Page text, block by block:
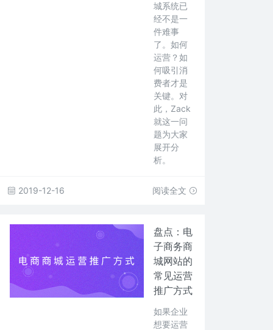
城系统已
经不是一
件难事
了。如何
运营？如
何吸引消
费者才是
关键。对
此，Zack
就这一问
题为大家
展开分
析。
2019-12-16 阅读全文
盘点：电
子商务商
城网站的
常见运营
推广方式
如果企业
想要运营